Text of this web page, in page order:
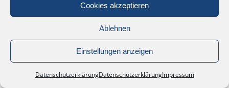
Cookies akzeptieren
Ablehnen
Einstellungen anzeigen
DatenschutzerklärungDatenschutzerklärungImpressum